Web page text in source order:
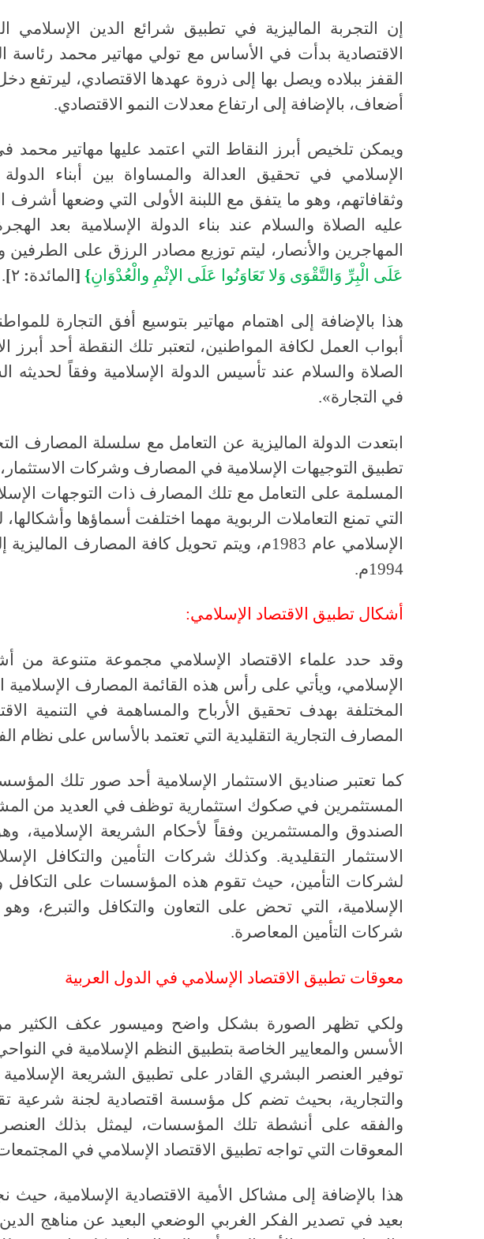
إن التجربة الماليزية في تطبيق شرائع الدين الإسلامي
الاقتصادية بدأت في الأساس مع تولي مهاتير محمد رئاسة
القفز ببلاده ويصل بها إلى ذروة عهدها الاقتصادي، ليرتفع
أضعاف، بالإضافة إلى ارتفاع معدلات النمو الاقتصادي.
ويمكن تلخيص أبرز النقاط التي اعتمد عليها مهاتير
الإسلامي في تحقيق العدالة والمساواة بين أبناء الدولة
وثقافاتهم، وهو ما يتفق مع اللبنة الأولى التي وضعها
عليه الصلاة والسلام عند بناء الدولة الإسلامية بعد
المهاجرين والأنصار، ليتم توزيع مصادر الرزق على الطرفين
عَلَى الْبِرِّ وَالتَّقْوَى وَلا تَعَاوَنُوا عَلَى الإثْمِ والْعُدْوَانِ}
[ المائدة: ٢]
.
هذا بالإضافة إلى اهتمام مهاتير بتوسيع أفق التجارة
أبواب العمل لكافة المواطنين، لتعتبر تلك النقطة أحد
الصلاة والسلام عند تأسيس الدولة الإسلامية وفقاً
في التجارة».
ابتعدت الدولة الماليزية عن التعامل مع سلسلة المصارف
تطبيق التوجيهات الإسلامية في المصارف وشركات الاستثمار،
المسلمة على التعامل مع تلك المصارف ذات التوجهات
التي تمنع التعاملات الربوية مهما اختلفت أسماؤها
الإسلامي عام
م، ويتم تحويل كافة المصارف
1994م.
أشكال تطبيق الاقتصاد الإسلامي:
وقد حدد علماء الاقتصاد الإسلامي مجموعة متنوعة من
الإسلامي، ويأتي على رأس هذه القائمة المصارف الإسلامية
المختلفة بهدف تحقيق الأرباح والمساهمة في التنمية
المصارف التجارية التقليدية التي تعتمد بالأساس على نظام
كما تعتبر صناديق الاستثمار الإسلامية أحد صور تلك
المستثمرين في صكوك استثمارية توظف في العديد من
الصندوق والمستثمرين وفقاً لأحكام الشريعة الإسلامية،
الاستثمار التقليدية. وكذلك شركات التأمين والتكافل
لشركات التأمين، حيث تقوم هذه المؤسسات على التكافل
الإسلامية، التي تحض على التعاون والتكافل والتبرع،
شركات التأمين المعاصرة.
معوقات تطبيق الاقتصاد الإسلامي في الدول العربية
ولكي تظهر الصورة بشكل واضح وميسور عكف الكثير
الأسس والمعايير الخاصة بتطبيق النظم الإسلامية في
توفير العنصر البشري القادر على تطبيق الشريعة الإسلامية
والتجارية، بحيث تضم كل مؤسسة اقتصادية لجنة شرعية
والفقه على أنشطة تلك المؤسسات، ليمثل بذلك
المعوقات التي تواجه تطبيق الاقتصاد الإسلامي في
هذا بالإضافة إلى مشاكل الأمية الاقتصادية الإسلامية،
بعيد في تصدير الفكر الغربي الوضعي البعيد عن مناهج